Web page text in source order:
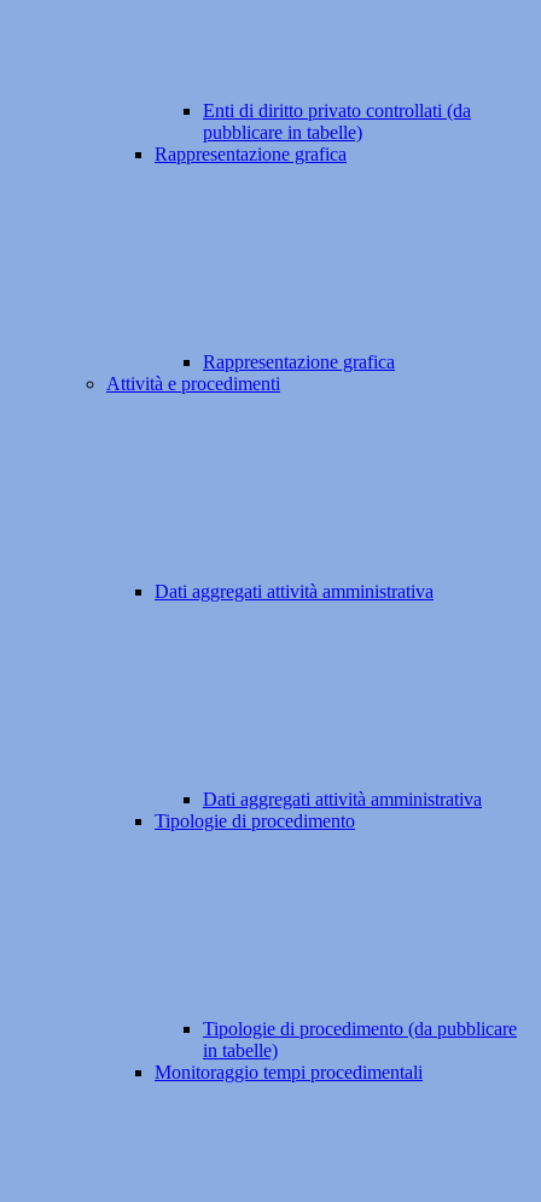
Enti di diritto privato controllati (da
pubblicare in tabelle)
Rappresentazione grafica
Rappresentazione grafica
Attività e procedimenti
Dati aggregati attività amministrativa
Dati aggregati attività amministrativa
Tipologie di procedimento
Tipologie di procedimento (da pubblicare
in tabelle)
Monitoraggio tempi procedimentali